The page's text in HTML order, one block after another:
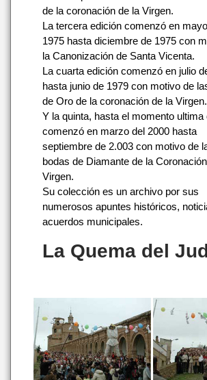
de la coronación de la Virgen.
La tercera edición comenzó en
1975 hasta diciembre de 1975 con
la Canonización de Santa Vicenta.
La cuarta edición comenzó en julio
hasta junio de 1979 con motivo de
de Oro de la coronación de la Virgen.
Y la quinta, hasta el momento ultima
comenzó en marzo del 2000 hasta
septiembre de 2.003 con motivo de
bodas de Diamante de la
Virgen.
Su colección es un archivo por sus
numerosos apuntes históricos,
acuerdos municipales.
La Quema del